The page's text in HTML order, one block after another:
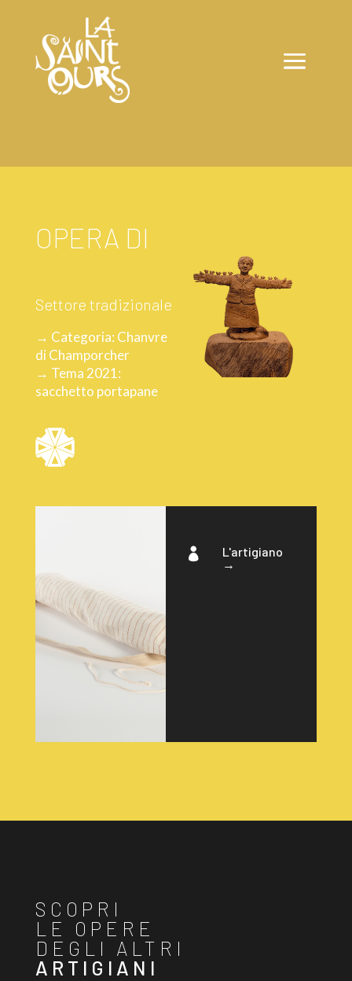
OPERA DI
Settore tradizionale
→ Categoria: Chanvre
di Champorcher
→ Tema 2021:
sacchetto portapane

L'artigiano
→
SCOPRI
LE OPERE
DEGLI ALTRI
ARTIGIANI